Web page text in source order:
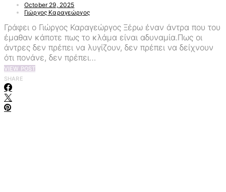
October 29, 2025
Γιώργος Καραγεώργος
Γράφει ο Γιώργος Καραγεώργος Ξέρω έναν άντρα που του
έμαθαν κάποτε πως το κλάμα είναι αδυναμία.Πως οι
άντρες δεν πρέπει να λυγίζουν, δεν πρέπει να δείχνουν
ότι πονάνε, δεν πρέπει…
VIEW POST
SHARE